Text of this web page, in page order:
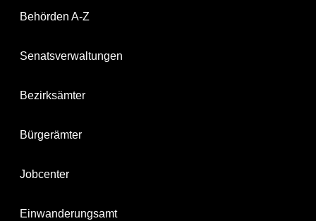
Behörden A-Z
Senatsverwaltungen
Bezirksämter
Bürgerämter
Jobcenter
Einwanderungsamt